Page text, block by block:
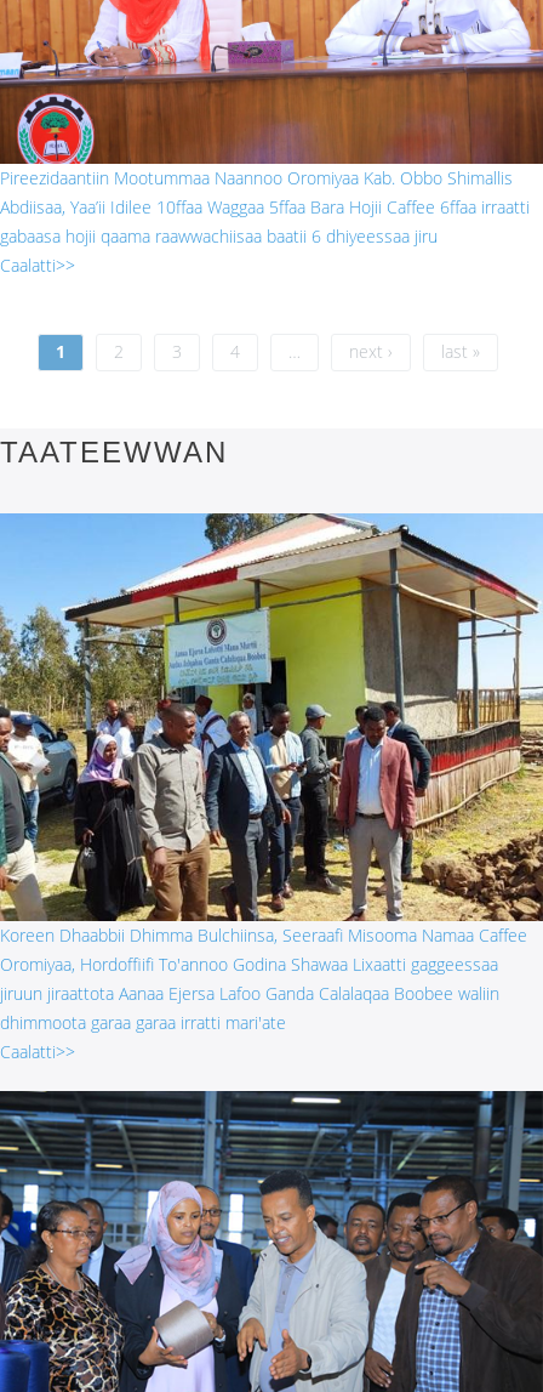
Pireezidaantiin Mootummaa Naannoo Oromiyaa Kab. Obbo Shimallis
Abdiisaa, Yaa’ii Idilee 10ffaa Waggaa 5ffaa Bara Hojii Caffee 6ffaa irraatti
gabaasa hojii qaama raawwachiisaa baatii 6 dhiyeessaa jiru
Caalatti>>
Pages
1 2 3 4 … next › last »
TAATEEWWAN
Koreen Dhaabbii Dhimma Bulchiinsa, Seeraafi Misooma Namaa Caffee
Oromiyaa, Hordoffiifi To'annoo Godina Shawaa Lixaatti gaggeessaa
jiruun jiraattota Aanaa Ejersa Lafoo Ganda Calalaqaa Boobee waliin
dhimmoota garaa garaa irratti mari'ate
Caalatti>>